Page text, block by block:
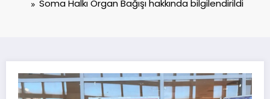
Soma Halkı Organ Bağışı hakkında bilgilendirildi